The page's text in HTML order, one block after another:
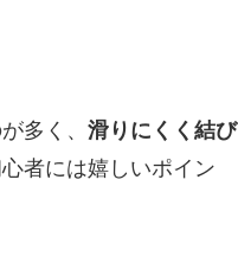
多く、 滑りにくく結び
者には嬉しいポイン